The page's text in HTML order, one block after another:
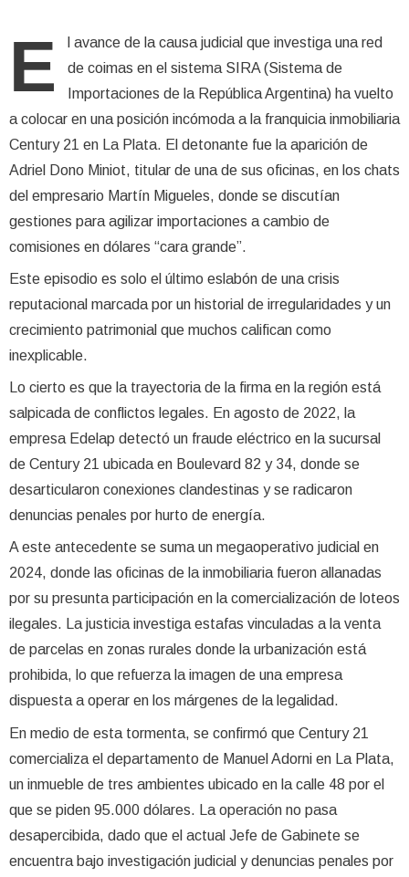
E
l avance de la causa judicial que investiga una red
de coimas en el sistema SIRA (Sistema de
Importaciones de la República Argentina) ha vuelto
a colocar en una posición incómoda a la franquicia inmobiliaria
Century 21 en La Plata. El detonante fue la aparición de
Adriel Dono Miniot, titular de una de sus oficinas, en los chats
del empresario Martín Migueles, donde se discutían
gestiones para agilizar importaciones a cambio de
comisiones en dólares “cara grande”.
Este episodio es solo el último eslabón de una crisis
reputacional marcada por un historial de irregularidades y un
crecimiento patrimonial que muchos califican como
inexplicable.
Lo cierto es que la trayectoria de la firma en la región está
salpicada de conflictos legales. En agosto de 2022, la
empresa Edelap detectó un fraude eléctrico en la sucursal
de Century 21 ubicada en Boulevard 82 y 34, donde se
desarticularon conexiones clandestinas y se radicaron
denuncias penales por hurto de energía.
A este antecedente se suma un megaoperativo judicial en
2024, donde las oficinas de la inmobiliaria fueron allanadas
por su presunta participación en la comercialización de loteos
ilegales. La justicia investiga estafas vinculadas a la venta
de parcelas en zonas rurales donde la urbanización está
prohibida, lo que refuerza la imagen de una empresa
dispuesta a operar en los márgenes de la legalidad.
En medio de esta tormenta, se confirmó que Century 21
comercializa el departamento de Manuel Adorni en La Plata,
un inmueble de tres ambientes ubicado en la calle 48 por el
que se piden 95.000 dólares. La operación no pasa
desapercibida, dado que el actual Jefe de Gabinete se
encuentra bajo investigación judicial y denuncias penales por